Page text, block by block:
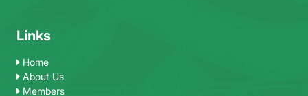
Links
Home
About Us
Members